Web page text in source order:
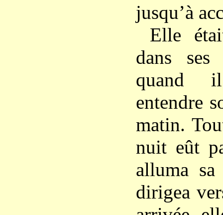
jusqu’à
Elle
dans ses
quand
entendre
matin.
nuit eût
alluma
dirigea